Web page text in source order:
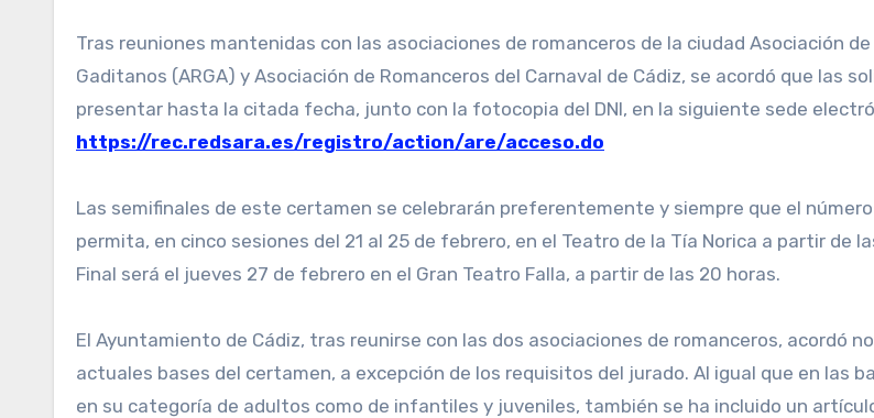
Tras reuniones mantenidas con las asociaciones de romanceros de la ciudad Asociación
Gaditanos (ARGA) y Asociación de Romanceros del Carnaval de Cádiz, se acordó que las
presentar hasta la citada fecha, junto con la fotocopia del DNI, en la siguiente sede
https://rec.redsara.es/registro/action/are/acceso.do
Las semifinales de este certamen se celebrarán preferentemente y siempre que el
permita, en cinco sesiones del 21 al 25 de febrero, en el Teatro de la Tía Norica a partir de
Final será el jueves 27 de febrero en el Gran Teatro Falla, a partir de las 20 horas.
El Ayuntamiento de Cádiz, tras reunirse con las dos asociaciones de romanceros, acordó
actuales bases del certamen, a excepción de los requisitos del jurado. Al igual que en las
en su categoría de adultos como de infantiles y juveniles, también se ha incluido un